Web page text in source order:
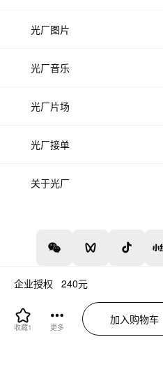
企业授权 240元
收藏1 更多
加入购物车
上传视频
光厂图片
上传图片
光厂音乐
热门音乐
光厂片场
上传案例
光厂接单
上架服务
关于光厂
增值电信业务经营许可证：川B2-
川公网安备51019002000262